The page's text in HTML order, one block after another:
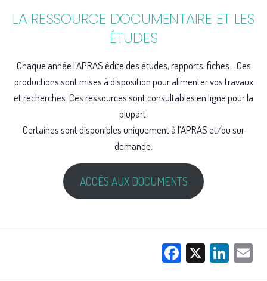
LA RESSOURCE DOCUMENTAIRE ET LES
ÉTUDES
Chaque année l’APRAS édite des études, rapports, fiches… Ces
productions sont mises à disposition pour alimenter vos travaux
et recherches. Ces ressources sont consultables en ligne pour la
plupart.
Certaines sont disponibles uniquement à l’APRAS et/ou sur
demande.
ACCÈS AUX DOCUMENTS
Facebook
X